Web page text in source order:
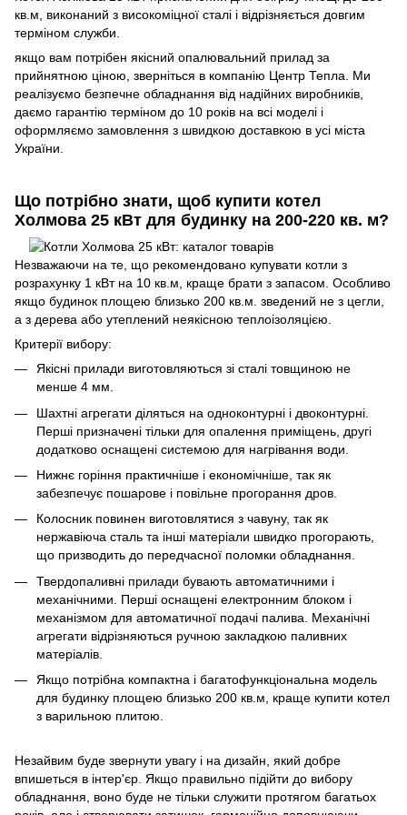
кв.м, виконаний з високоміцної сталі і відрізняється довгим
терміном служби.
якщо вам потрібен якісний опалювальний прилад за
прийнятною ціною, зверніться в компанію Центр Тепла. Ми
реалізуємо безпечне обладнання від надійних виробників,
даємо гарантію терміном до 10 років на всі моделі і
оформляємо замовлення з швидкою доставкою в усі міста
України.
Що потрібно знати, щоб купити котел
Холмова 25 кВт для будинку на 200-220 кв. м?
Незважаючи на те, що рекомендовано купувати котли з
розрахунку 1 кВт на 10 кв.м, краще брати з запасом. Особливо
якщо будинок площею близько 200 кв.м. зведений не з цегли,
а з дерева або утеплений неякісною теплоізоляцією.
Критерії вибору:
Якісні прилади виготовляються зі сталі товщиною не
менше 4 мм.
Шахтні агрегати діляться на одноконтурні і двоконтурні.
Перші призначені тільки для опалення приміщень, другі
додатково оснащені системою для нагрівання води.
Нижнє горіння практичніше і економічніше, так як
забезпечує пошарове і повільне прогорання дров.
Колосник повинен виготовлятися з чавуну, так як
нержавіюча сталь та інші матеріали швидко прогорають,
що призводить до передчасної поломки обладнання.
Твердопаливні прилади бувають автоматичними і
механічними. Перші оснащені електронним блоком і
механізмом для автоматичної подачі палива. Механічні
агрегати відрізняються ручною закладкою паливних
матеріалів.
Якщо потрібна компактна і багатофункціональна модель
для будинку площею близько 200 кв.м, краще купити котел
з варильною плитою.
Незайвим буде звернути увагу і на дизайн, який добре
впишеться в інтер'єр. Якщо правильно підійти до вибору
обладнання, воно буде не тільки служити протягом багатьох